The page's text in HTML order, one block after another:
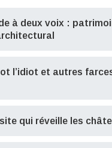
à deux voix :
l’idiot et autres
qui réveille les